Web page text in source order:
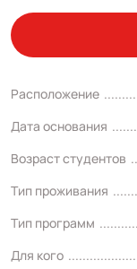
Расположение
Дата основания
Возраст студентов
Тип проживания
Тип программ
Для кого